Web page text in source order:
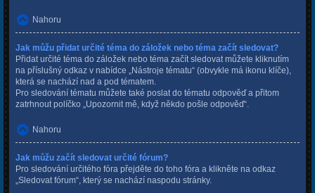
Nahoru
Jak můžu přidat určité téma do záložek nebo téma začít sledovat?
Přidat určité téma do záložek nebo téma začít sledovat můžete kliknutím
na příslušný odkaz v nabídce „Nástroje tématu“ (obvykle má ikonu klíče),
která se nachází nad a pod tématem.
Pro sledování tématu můžete také poslat do tématu odpověď a přitom
zatrhnout políčko „Upozornit mě, když někdo pošle odpověď“.
Nahoru
Jak můžu začít sledovat určité fórum?
Pro sledování určitého fóra přejděte do toho fóra a klikněte na odkaz
„Sledovat fórum“, který se nachází naspodu stránky.